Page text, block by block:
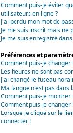
Comment puis-je éviter
utilisateurs en ligne ?
J'ai perdu mon mot de
Je me suis inscrit mais ne
Je me suis enregistré
Préférences et
Comment puis-je changer
Les heures ne sont pas
J'ai changé le fuseau
Ma langue n'est pas dans
Comment puis-je montrer
Comment puis-je changer
Lorsque je clique sur le
connecter !